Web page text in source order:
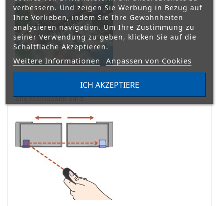
Autodiagnose. Vor jeder Öffnung und Schließung
führt die integrierte Steuerung eine Störungsdiagnose
angeschlossen sind.
verbessern. Und zeigen Sie Werbung in Bezug auf
Ihre Vorlieben, indem Sie Ihre Gewohnheiten
analysieren navigation. Um Ihre Zustimmung zu
seiner Verwendung zu geben, klicken Sie auf die
Schaltfläche Akzeptieren.
Weitere Informationen Anpassen von Cookies
ICH AKZEPTIERE